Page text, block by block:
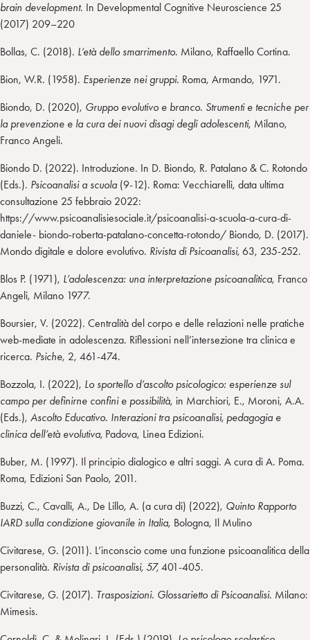
brain development. In Developmental Cognitive Neuroscience 25
(2017) 209–220
Bollas, C. (2018). L’età dello smarrimento. Milano, Raffaello Cortina.
Bion, W.R. (1958). Esperienze nei gruppi. Roma, Armando, 1971.
Biondo, D. (2020), Gruppo evolutivo e branco. Strumenti e tecniche per
la prevenzione e la cura dei nuovi disagi degli adolescenti, Milano,
Franco Angeli.
Biondo D. (2022). Introduzione. In D. Biondo, R. Patalano & C. Rotondo
(Eds.). Psicoanalisi a scuola (9-12). Roma: Vecchiarelli, data ultima
consultazione 25 febbraio 2022:
https://www.psicoanalisiesociale.it/psicoanalisi-a-scuola-a-cura-di-
daniele- biondo-roberta-patalano-concetta-rotondo/ Biondo, D. (2017).
Mondo digitale e dolore evolutivo. Rivista di Psicoanalisi, 63, 235-252.
Blos P. (1971), L’adolescenza: una interpretazione psicoanalitica, Franco
Angeli, Milano 1977.
Boursier, V. (2022). Centralità del corpo e delle relazioni nelle pratiche
web-mediate in adolescenza. Riflessioni nell’intersezione tra clinica e
ricerca. Psiche, 2, 461-474.
Bozzola, I. (2022), Lo sportello d’ascolto psicologico: esperienze sul
campo per definirne confini e possibilità, in Marchiori, E., Moroni, A.A.
(Eds.), Ascolto Educativo. Interazioni tra psicoanalisi, pedagogia e
clinica dell’età evolutiva, Padova, Linea Edizioni.
Buber, M. (1997). Il principio dialogico e altri saggi. A cura di A. Poma.
Roma, Edizioni San Paolo, 2011.
Buzzi, C., Cavalli, A., De Lillo, A. (a cura di) (2022), Quinto Rapporto
IARD sulla condizione giovanile in Italia, Bologna, Il Mulino
Civitarese, G. (2011). L’inconscio come una funzione psicoanalitica della
personalità. Rivista di psicoanalisi, 57, 401-405.
Civitarese, G. (2017). Trasposizioni. Glossarietto di Psicoanalisi. Milano:
Mimesis.